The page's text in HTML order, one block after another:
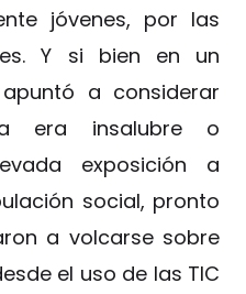
jóvenes, por las
Y si bien en un
a considerar
era insalubre o
exposición a
social, pronto
a volcarse sobre
el uso de las TIC